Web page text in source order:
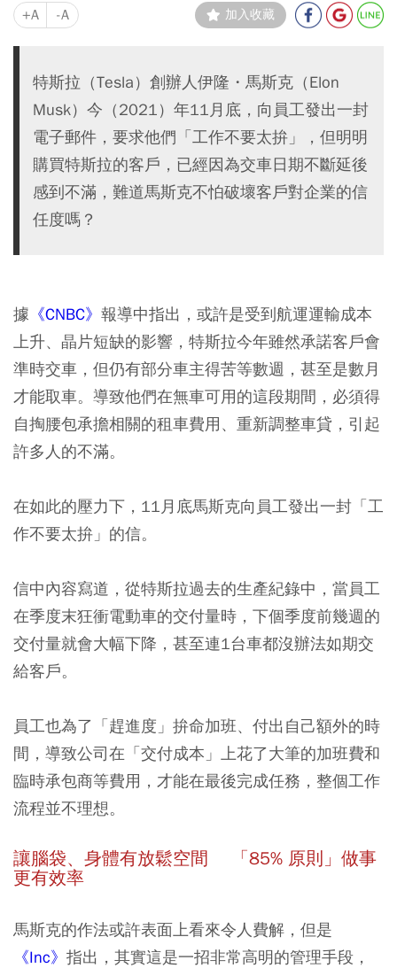
+A -A 加入收藏
特斯拉（Tesla）創辦人伊隆・馬斯克（Elon
Musk）今（2021）年11月底，向員工發出一封
電子郵件，要求他們「工作不要太拚」，但明明
購買特斯拉的客戶，已經因為交車日期不斷延後
感到不滿，難道馬斯克不怕破壞客戶對企業的信
任度嗎？
據 《CNBC》 報導中指出，或許是受到航運運輸成本
上升、晶片短缺的影響，特斯拉今年雖然承諾客戶會
準時交車，但仍有部分車主得苦等數週，甚至是數月
才能取車。導致他們在無車可用的這段期間，必須得
自掏腰包承擔相關的租車費用、重新調整車貸，引起
許多人的不滿。
在如此的壓力下，11月底馬斯克向員工發出一封「工
作不要太拚」的信。
信中內容寫道，從特斯拉過去的生產紀錄中，當員工
在季度末狂衝電動車的交付量時，下個季度前幾週的
交付量就會大幅下降，甚至連1台車都沒辦法如期交
給客戶。
員工也為了「趕進度」拚命加班、付出自己額外的時
間，導致公司在「交付成本」上花了大筆的加班費和
臨時承包商等費用，才能在最後完成任務，整個工作
流程並不理想。
讓腦袋、身體有放鬆空間 「85% 原則」做事
更有效率
馬斯克的作法或許表面上看來令人費解，但是
《Inc》 指出，其實這是一招非常高明的管理手段，